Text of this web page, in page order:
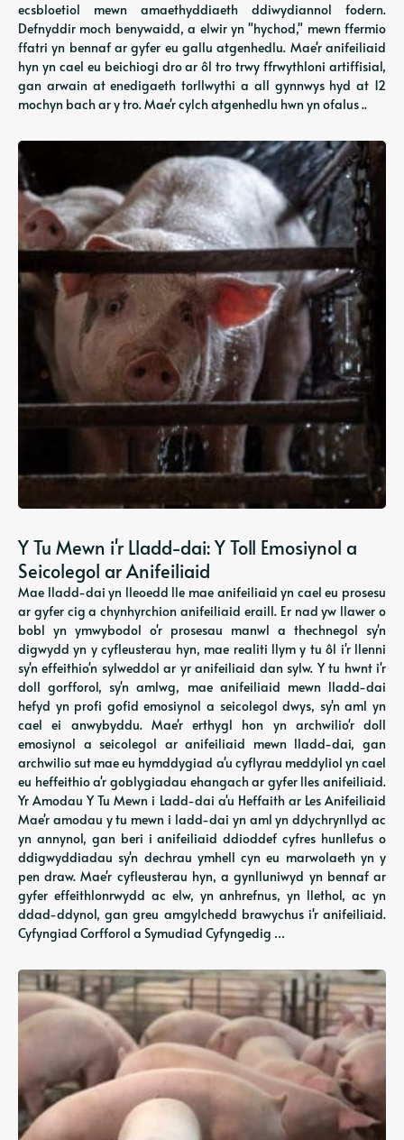
ecsbloetiol mewn amaethyddiaeth ddiwydiannol fodern.
Defnyddir moch benywaidd, a elwir yn "hychod," mewn ffermio
ffatri yn bennaf ar gyfer eu gallu atgenhedlu. Mae'r anifeiliaid
hyn yn cael eu beichiogi dro ar ôl tro trwy ffrwythloni artiffisial,
gan arwain at enedigaeth torllwythi a all gynnwys hyd at 12
mochyn bach ar y tro. Mae'r cylch atgenhedlu hwn yn ofalus ..
Y Tu Mewn i'r Lladd-dai: Y Toll Emosiynol a
Seicolegol ar Anifeiliaid
Mae lladd-dai yn lleoedd lle mae anifeiliaid yn cael eu prosesu
ar gyfer cig a chynhyrchion anifeiliaid eraill. Er nad yw llawer o
bobl yn ymwybodol o'r prosesau manwl a thechnegol sy'n
digwydd yn y cyfleusterau hyn, mae realiti llym y tu ôl i'r llenni
sy'n effeithio'n sylweddol ar yr anifeiliaid dan sylw. Y tu hwnt i'r
doll gorfforol, sy'n amlwg, mae anifeiliaid mewn lladd-dai
hefyd yn profi gofid emosiynol a seicolegol dwys, sy'n aml yn
cael ei anwybyddu. Mae'r erthygl hon yn archwilio'r doll
emosiynol a seicolegol ar anifeiliaid mewn lladd-dai, gan
archwilio sut mae eu hymddygiad a'u cyflyrau meddyliol yn cael
eu heffeithio a'r goblygiadau ehangach ar gyfer lles anifeiliaid.
Yr Amodau Y Tu Mewn i Ladd-dai a'u Heffaith ar Les Anifeiliaid
Mae'r amodau y tu mewn i ladd-dai yn aml yn ddychrynllyd ac
yn annynol, gan beri i anifeiliaid ddioddef cyfres hunllefus o
ddigwyddiadau sy'n dechrau ymhell cyn eu marwolaeth yn y
pen draw. Mae'r cyfleusterau hyn, a gynlluniwyd yn bennaf ar
gyfer effeithlonrwydd ac elw, yn anhrefnus, yn llethol, ac yn
ddad-ddynol, gan greu amgylchedd brawychus i'r anifeiliaid.
Cyfyngiad Corfforol a Symudiad Cyfyngedig …